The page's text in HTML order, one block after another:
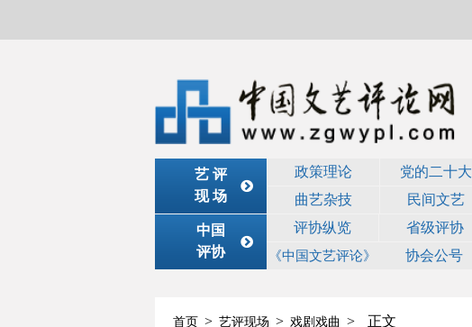
艺 评
现 场
政策理论 党的二十大
曲艺杂技
民间文艺
中国
评协
评协纵览 省级评协
《中国文艺评论》 协会公号
首页 > 艺评现场 > 戏剧戏曲 > 正文